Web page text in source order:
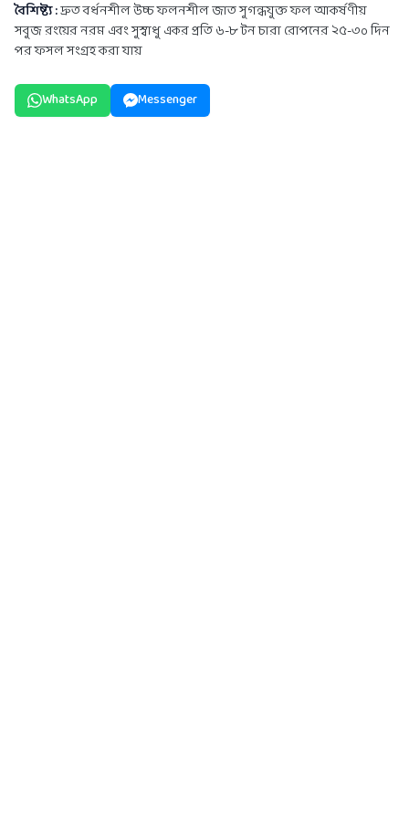
বৈশিষ্ট্য :দ্রুত বর্ধনশীল উচ্চ ফলনশীল জাত সুগন্ধযুক্ত ফল আকর্ষণীয়
সবুজ রংয়ের নরম এবং সুস্বাধু একর প্রতি ৬-৮ টন চারা রোপনের ২৫-৩০ দিন
পর ফসল সংগ্রহ করা যায়
WhatsApp Messenger